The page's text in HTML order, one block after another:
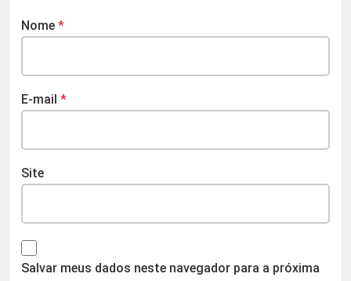
Nome *
E-mail *
Site
Salvar meus dados neste navegador para a próxima